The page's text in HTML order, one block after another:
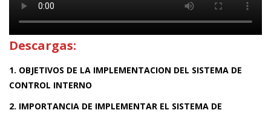
Descargas:
1. OBJETIVOS DE LA IMPLEMENTACION DEL SISTEMA DE
CONTROL INTERNO
2. IMPORTANCIA DE IMPLEMENTAR EL SISTEMA DE